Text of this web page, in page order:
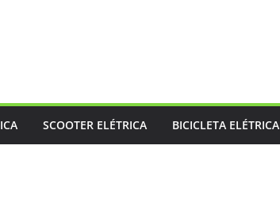
SCOOTER ELÉTRICA BICICLETA ELÉTRICA